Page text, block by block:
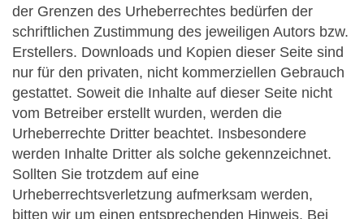
der Grenzen des Urheberrechtes bedürfen der
schriftlichen Zustimmung des jeweiligen Autors bzw.
Erstellers. Downloads und Kopien dieser Seite sind
nur für den privaten, nicht kommerziellen Gebrauch
gestattet. Soweit die Inhalte auf dieser Seite nicht
vom Betreiber erstellt wurden, werden die
Urheberrechte Dritter beachtet. Insbesondere
werden Inhalte Dritter als solche gekennzeichnet.
Sollten Sie trotzdem auf eine
Urheberrechtsverletzung aufmerksam werden,
bitten wir um einen entsprechenden Hinweis. Bei